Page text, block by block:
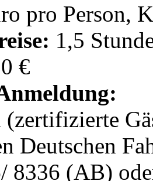
pro Person,
1,5
€
(zertifizierte
Deutschen
8336 (AB)